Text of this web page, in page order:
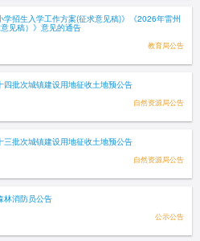
招生入学工作方案(征求意见稿)》《2026年雷州
见稿）》意见的通告
教育局公告
批次城镇建设用地征收土地预公告
自然资源局公告
批次城镇建设用地征收土地预公告
自然资源局公告
林消防员公告
公示公告